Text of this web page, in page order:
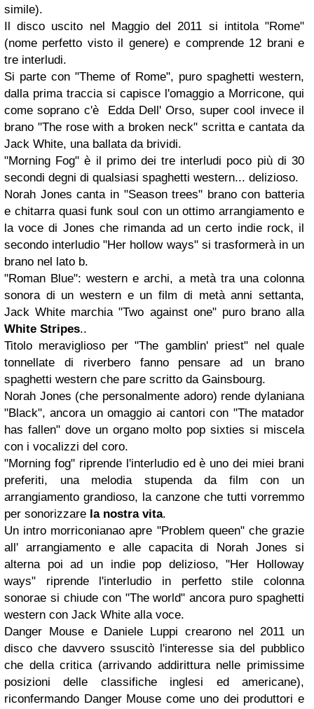
simile).
Il disco uscito nel Maggio del 2011 si intitola "Rome"
(nome perfetto visto il genere) e comprende 12 brani e
tre interludi.
Si parte con "Theme of Rome", puro spaghetti western,
dalla prima traccia si capisce l'omaggio a Morricone, qui
come soprano c'è Edda Dell' Orso, super cool invece il
brano "The rose with a broken neck" scritta e cantata da
Jack White, una ballata da brividi.
"Morning Fog" è il primo dei tre interludi poco più di 30
secondi degni di qualsiasi spaghetti western... delizioso.
Norah Jones canta in "Season trees" brano con batteria
e chitarra quasi funk soul con un ottimo arrangiamento e
la voce di Jones che rimanda ad un certo indie rock, il
secondo interludio "Her hollow ways" si trasformerà in un
brano nel lato b.
"Roman Blue": western e archi, a metà tra una colonna
sonora di un western e un film di metà anni settanta,
Jack White marchia "Two against one" puro brano alla
White Stripes..
Titolo meraviglioso per "The gamblin' priest" nel quale
tonnellate di riverbero fanno pensare ad un brano
spaghetti western che pare scritto da Gainsbourg.
Norah Jones (che personalmente adoro) rende dylaniana
"Black", ancora un omaggio ai cantori con "The matador
has fallen" dove un organo molto pop sixties si miscela
con i vocalizzi del coro.
"Morning fog" riprende l'interludio ed è uno dei miei brani
preferiti, una melodia stupenda da film con un
arrangiamento grandioso, la canzone che tutti vorremmo
per sonorizzare la nostra vita.
Un intro morriconianao apre "Problem queen" che grazie
all' arrangiamento e alle capacita di Norah Jones si
alterna poi ad un indie pop delizioso, "Her Holloway
ways" riprende l'interludio in perfetto stile colonna
sonorae si chiude con "The world" ancora puro spaghetti
western con Jack White alla voce.
Danger Mouse e Daniele Luppi crearono nel 2011 un
disco che davvero ssuscitò l'interesse sia del pubblico
che della critica (arrivando addirittura nelle primissime
posizioni delle classifiche inglesi ed americane),
riconfermando Danger Mouse come uno dei produttori e